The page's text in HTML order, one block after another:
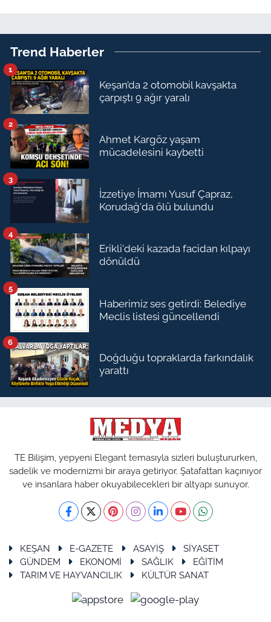
Trend Haberler
Keşan’da 2 otomobil kavşakta
çarpıştı 9 ağır yaralı
1
Ahmet Kargöz yaşam
mücadelesini kaybetti
2
İzzetiye İmamı Yusuf Çapraz,
Korudağ'da ölü bulundu
3
Erikli'deki kazada facidan kılpayı
dönüldü
4
Haberimiz ses getirdi: Belediye
Meclis listesi güncellendi
5
Doğduğu topraklarda farkındalık
yarattı
6
TE Bilişim, yepyeni Elegant temasıyla sizleri buluştururken,
sadelik ve modernizmi bir araya getiriyor. Şatafattan kaçınıyor
ve insanlara haber okuyabilecekleri bir altyapı sunuyor.
KEŞAN E-GAZETE ASAYİŞ
SİYASET
GÜNDEM
EKONOMİ SAĞLIK
EĞİTİM
TARIM VE HAYVANCILIK
KÜLTÜR SANAT